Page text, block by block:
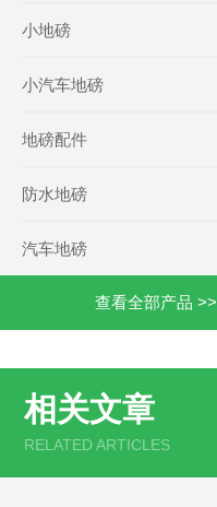
小地磅
小汽车地磅
地磅配件
防水地磅
汽车地磅
查看全部产品 >>
相关文章
RELATED ARTICLES